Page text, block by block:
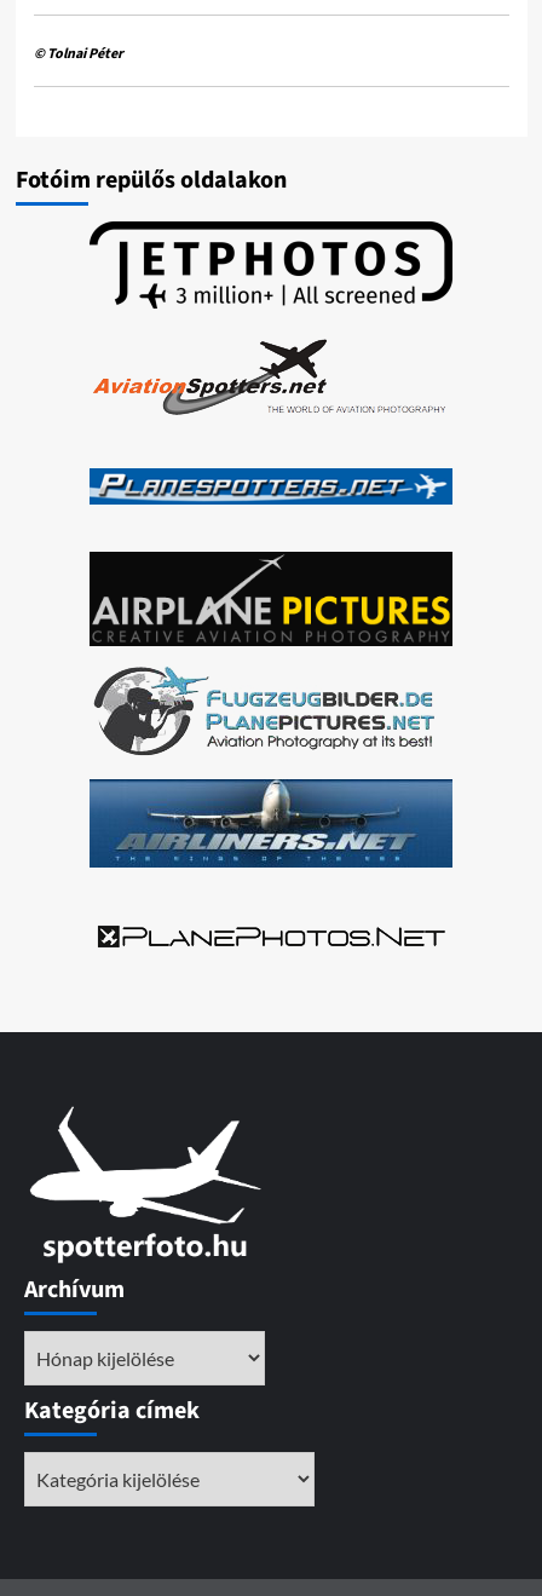
© Tolnai Péter
Fotóim repülős oldalakon
Archívum
Kategória címek